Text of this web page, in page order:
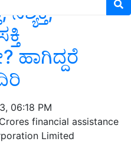
ಹಾಗಿದ್ದರೆ
06:18 PM
financial assistance
Limited